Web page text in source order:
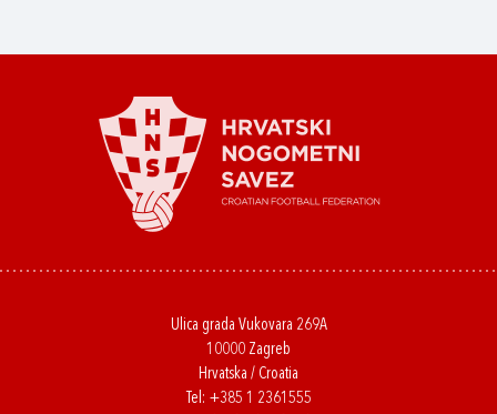
Ulica grada Vukovara 269A
10000 Zagreb
Hrvatska / Croatia
Tel: +385 1 2361555